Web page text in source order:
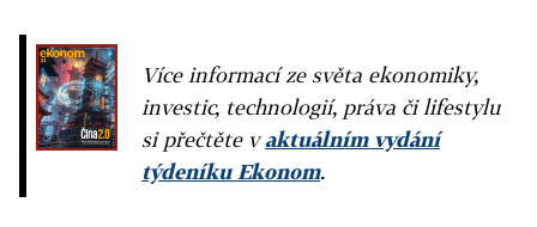
Více informací ze světa ekonomiky,
investic, technologií, práva či lifestylu
si přečtěte vaktuálním vydání
týdeníku Ekonom.